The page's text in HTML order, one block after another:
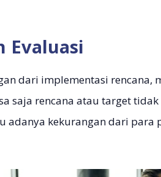
Evaluasi
dari implementasi rencana,
saja rencana atau target
adanya kekurangan dari para